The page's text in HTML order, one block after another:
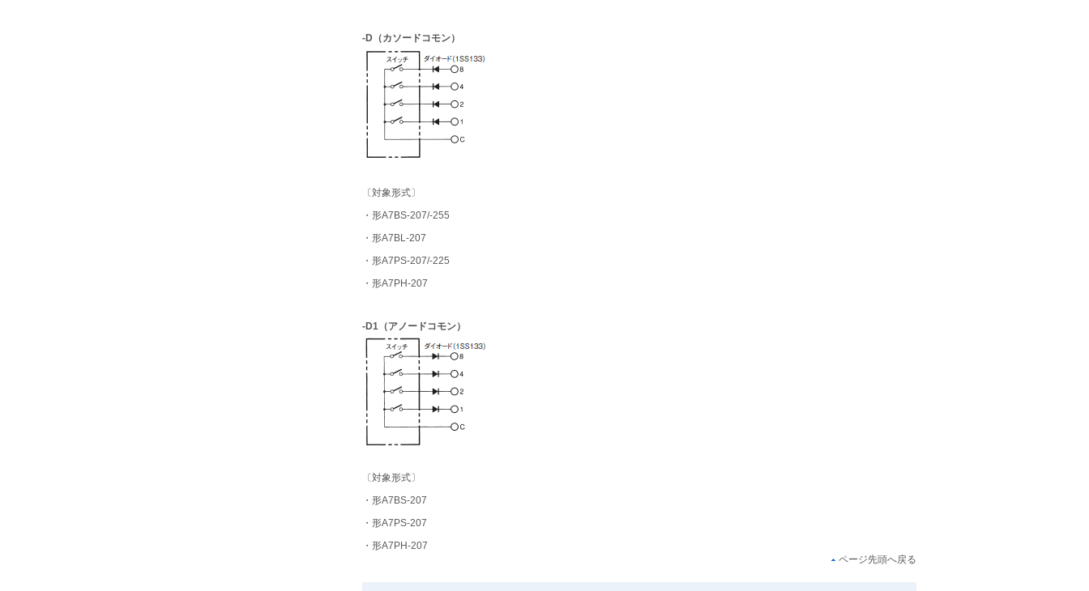
-D（カソードコモン）
〔対象形式〕
・形A7BS-207/-255
・形A7BL-207
・形A7PS-207/-225
・形A7PH-207
-D1（アノードコモン）
〔対象形式〕
・形A7BS-207
・形A7PS-207
・形A7PH-207
ページ先頭へ戻る